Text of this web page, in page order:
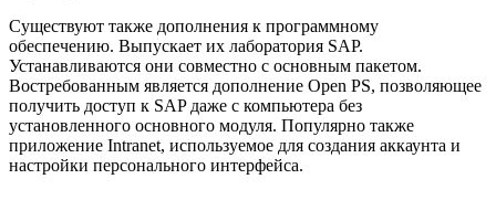
Существуют также дополнения к программному
обеспечению. Выпускает их лаборатория SAP.
Устанавливаются они совместно с основным пакетом.
Востребованным является дополнение Open PS, позволяющее
получить доступ к SAP даже с компьютера без
установленного основного модуля. Популярно также
приложение Intranet, используемое для создания аккаунта и
настройки персонального интерфейса.